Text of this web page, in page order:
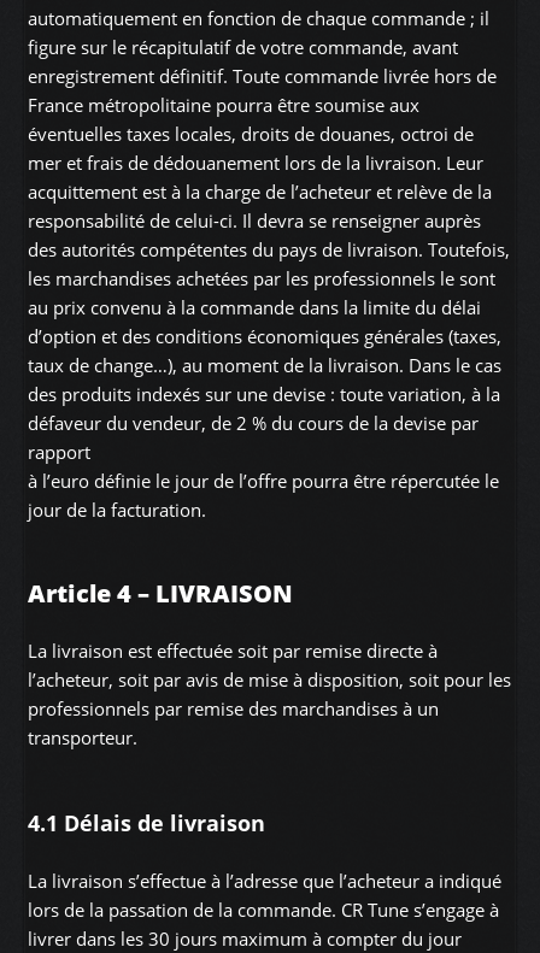
automatiquement en fonction de chaque commande ; il
figure sur le récapitulatif de votre commande, avant
enregistrement définitif. Toute commande livrée hors de
France métropolitaine pourra être soumise aux
éventuelles taxes locales, droits de douanes, octroi de
mer et frais de dédouanement lors de la livraison. Leur
acquittement est à la charge de l’acheteur et relève de la
responsabilité de celui-ci. Il devra se renseigner auprès
des autorités compétentes du pays de livraison. Toutefois,
les marchandises achetées par les professionnels le sont
au prix convenu à la commande dans la limite du délai
d’option et des conditions économiques générales (taxes,
taux de change…), au moment de la livraison. Dans le cas
des produits indexés sur une devise : toute variation, à la
défaveur du vendeur, de 2 % du cours de la devise par
rapport
à l’euro définie le jour de l’offre pourra être répercutée le
jour de la facturation.
Article 4 – LIVRAISON
La livraison est effectuée soit par remise directe à
l’acheteur, soit par avis de mise à disposition, soit pour les
professionnels par remise des marchandises à un
transporteur.
4.1 Délais de livraison
La livraison s’effectue à l’adresse que l’acheteur a indiqué
lors de la passation de la commande. CR Tune s’engage à
livrer dans les 30 jours maximum à compter du jour